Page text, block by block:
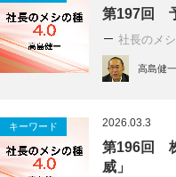
第197回
社長のメ
高島健
キーワード 2026.03.3
第196回
威」